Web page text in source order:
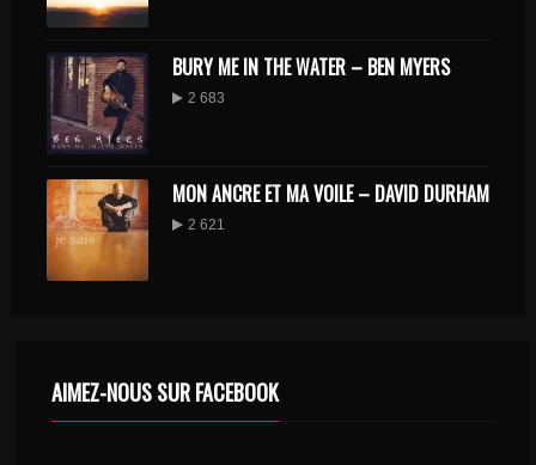
BURY ME IN THE WATER – BEN MYERS
2 683
MON ANCRE ET MA VOILE – DAVID DURHAM
2 621
AIMEZ-NOUS SUR FACEBOOK